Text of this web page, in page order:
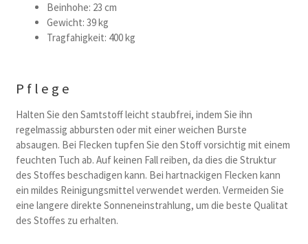
Beinhohe: 23 cm
Gewicht: 39 kg
Tragfahigkeit: 400 kg
Pflege
Halten Sie den Samtstoff leicht staubfrei, indem Sie ihn
regelmassig abbursten oder mit einer weichen Burste
absaugen. Bei Flecken tupfen Sie den Stoff vorsichtig mit einem
feuchten Tuch ab. Auf keinen Fall reiben, da dies die Struktur
des Stoffes beschadigen kann. Bei hartnackigen Flecken kann
ein mildes Reinigungsmittel verwendet werden. Vermeiden Sie
eine langere direkte Sonneneinstrahlung, um die beste Qualitat
des Stoffes zu erhalten.